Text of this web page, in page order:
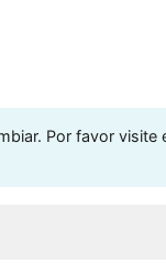
Por favor visite